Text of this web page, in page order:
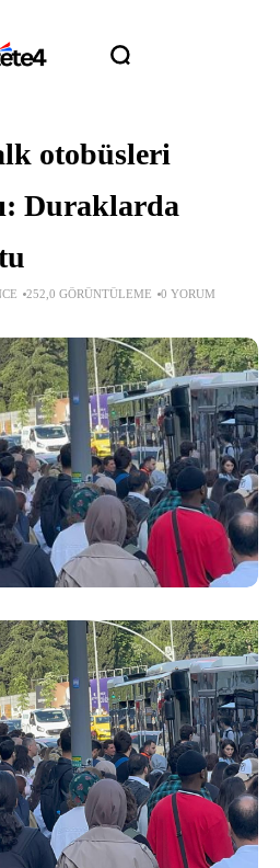
otobüsleri
Duraklarda
252,0 GÖRÜNTÜLEME 0 YORUM